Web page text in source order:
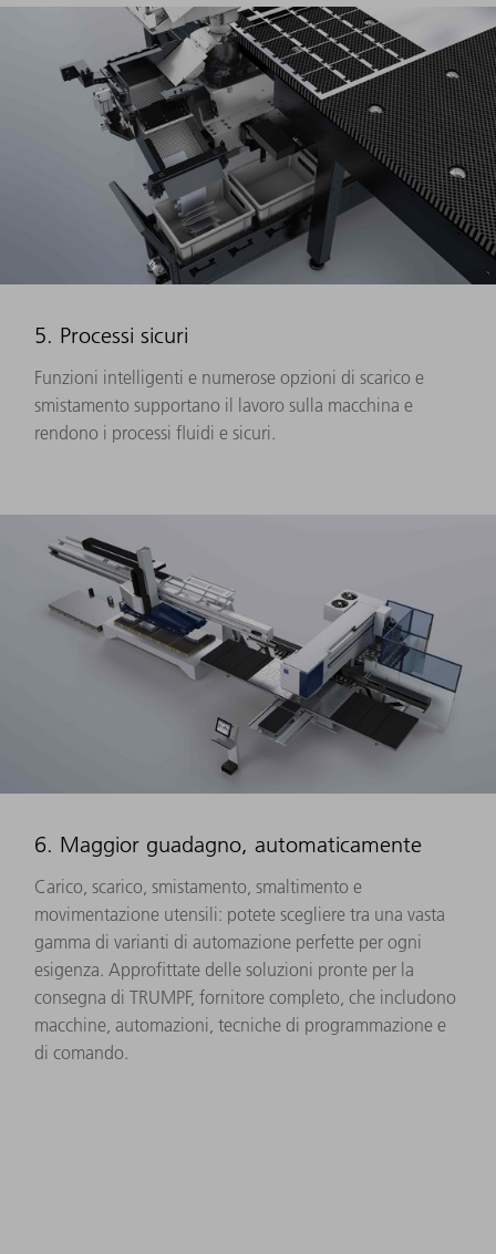
5. Processi sicuri
Funzioni intelligenti e numerose opzioni di scarico e
smistamento supportano il lavoro sulla macchina e
rendono i processi fluidi e sicuri.
6. Maggior guadagno, automaticamente
Carico, scarico, smistamento, smaltimento e
movimentazione utensili: potete scegliere tra una vasta
gamma di varianti di automazione perfette per ogni
esigenza. Approfittate delle soluzioni pronte per la
consegna di TRUMPF, fornitore completo, che includono
macchine, automazioni, tecniche di programmazione e
di comando.